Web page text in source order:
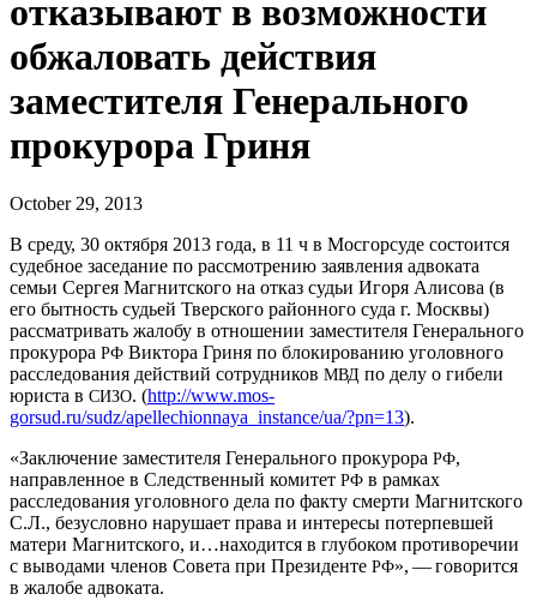
отказывают в возможности
обжаловать действия
заместителя Генерального
прокурора Гриня
October 29, 2013
В среду, 30 октября 2013 года, в 11 ч в Мосгорсуде состоится
судебное заседание по рассмотрению заявления адвоката
семьи Сергея Магнитского на отказ судьи Игоря Алисова (в
его бытность судьей Тверского районного суда г. Москвы)
рассматривать жалобу в отношении заместителя Генерального
прокурора РФ Виктора Гриня по блокированию уголовного
расследования действий сотрудников МВД по делу о гибели
юриста в СИЗО. (http://www.mos-
gorsud.ru/sudz/apellechionnaya_instance/ua/?pn=13).
«Заключение заместителя Генерального прокурора РФ,
направленное в Следственный комитет РФ в рамках
расследования уголовного дела по факту смерти Магнитского
С.Л., безусловно нарушает права и интересы потерпевшей
матери Магнитского, и…находится в глубоком противоречии
с выводами членов Совета при Президенте РФ», — говорится
в жалобе адвоката.